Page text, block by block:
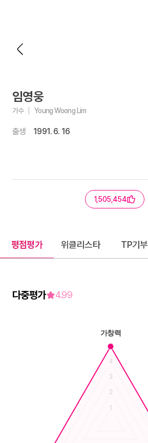
임영웅
가수 Young Woong Lim
출생 1991. 6. 16
1,505,454
평점평가 위클리스타 TP기부
다중평가 4.99